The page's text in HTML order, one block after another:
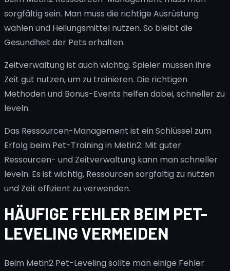
sorgfältig sein. Man muss die richtige Ausrüstung
wählen und Heilungsmittel nutzen. So bleibt die
Gesundheit der Pets erhalten.
Zeitverwaltung ist auch wichtig. Spieler müssen ihre
Zeit gut nutzen, um zu trainieren. Die richtigen
Methoden und Bonus-Events helfen dabei, schneller zu
leveln.
Das Ressourcen-Management ist ein Schlüssel zum
Erfolg beim Pet-Training in Metin2. Mit guter
Ressourcen- und Zeitverwaltung kann man schneller
leveln. Es ist wichtig, Ressourcen sorgfältig zu nutzen
und Zeit effizient zu verwenden.
HÄUFIGE FEHLER BEIM PET-
LEVELING VERMEIDEN
Beim Metin2 Pet-Leveling sollte man einige Fehler